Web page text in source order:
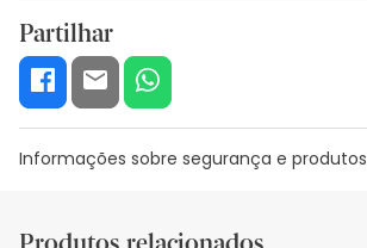
Partilhar
Informações sobre segurança e produtos